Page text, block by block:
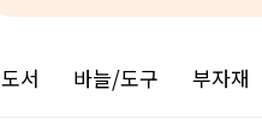
도서 바늘/도구 부자재